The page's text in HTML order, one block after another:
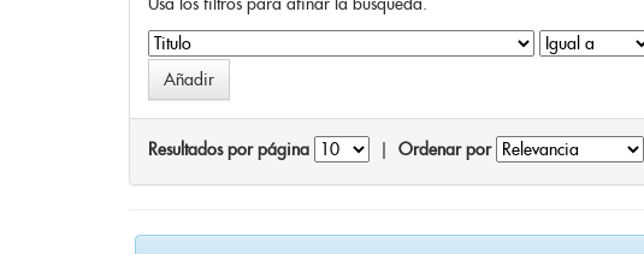
Resultados por página Ordenar por